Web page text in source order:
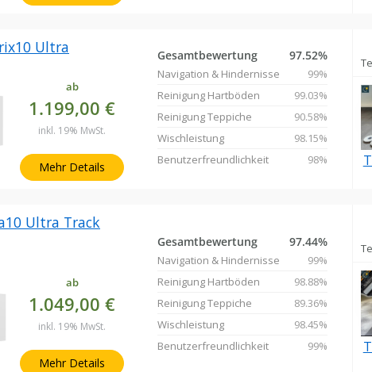
Ultra
ab
1.199,00 €
inkl. 19% MwSt.
Mehr Details
Gesamtbewertung 97.52%
Navigation & Hindernisse
99%
Reinigung Hartböden
99.03%
Reinigung Teppiche
90.58%
Wischleistung
98.15%
Benutzerfreundlichkeit
98%
Ultra Track
ab
1.049,00 €
inkl. 19% MwSt.
Mehr Details
Gesamtbewertung 97.44%
Navigation & Hindernisse
99%
Reinigung Hartböden
98.88%
Reinigung Teppiche
89.36%
Wischleistung
98.45%
Benutzerfreundlichkeit
99%